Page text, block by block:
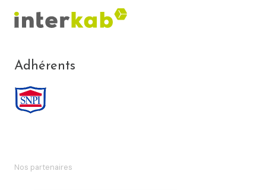
Adhérents
Nos partenaires